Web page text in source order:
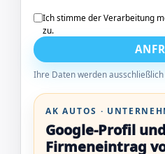
Ich stimme der Verarbeitung
zu.
Ihre Daten werden
AK AUTOS ·
Google-Profil und
Firmeneintrag